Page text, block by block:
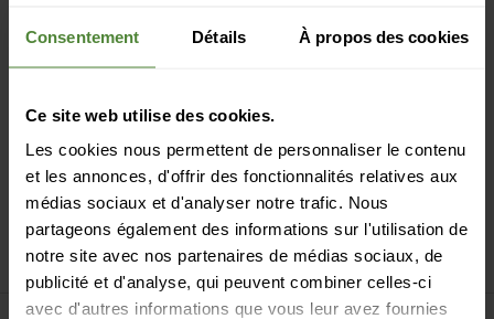
Consentement Détails À propos des cookies
Ce site web utilise des cookies.
Les cookies nous permettent de personnaliser le contenu
et les annonces, d'offrir des fonctionnalités relatives aux
médias sociaux et d'analyser notre trafic. Nous
partageons également des informations sur l'utilisation de
notre site avec nos partenaires de médias sociaux, de
publicité et d'analyse, qui peuvent combiner celles-ci
avec d'autres informations que vous leur avez fournies
Paiement sécurisé avec Twint, Visa et plus encore
14 jours de droit de rétractation